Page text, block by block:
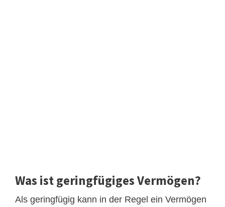
Was ist geringfügiges Vermögen?
Als geringfügig kann in der Regel ein Vermögen